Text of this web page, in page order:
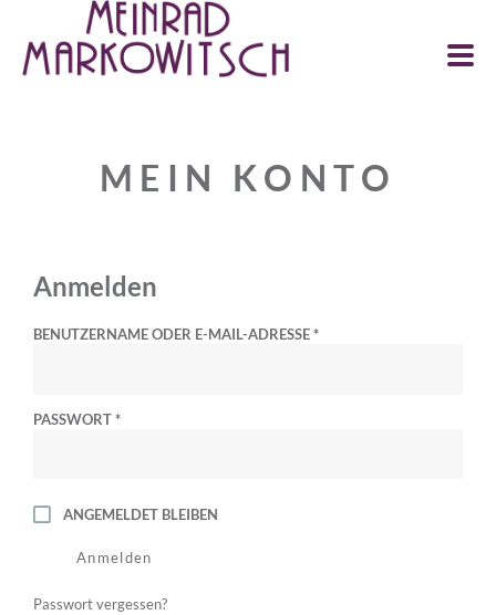
MEIN KONTO
Anmelden
BENUTZERNAME ODER E-MAIL-ADRESSE*
PASSWORT*
ANGEMELDET BLEIBEN
Anmelden
Passwort vergessen?